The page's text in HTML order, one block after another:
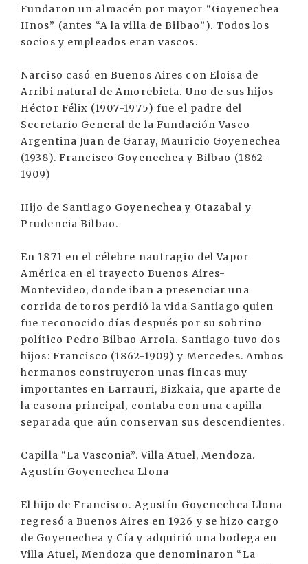
Fundaron un almacén por mayor “Goyenechea
Hnos” (antes “A la villa de Bilbao”). Todos los
socios y empleados eran vascos.
Narciso casó en Buenos Aires con Eloisa de
Arribi natural de Amorebieta. Uno de sus hijos
Héctor Félix (1907-1975) fue el padre del
Secretario General de la Fundación Vasco
Argentina Juan de Garay, Mauricio Goyenechea
(1938). Francisco Goyenechea y Bilbao (1862-
1909)
Hijo de Santiago Goyenechea y Otazabal y
Prudencia Bilbao.
En 1871 en el célebre naufragio del Vapor
América en el trayecto Buenos Aires-
Montevideo, donde iban a presenciar una
corrida de toros perdió la vida Santiago quien
fue reconocido días después por su sobrino
político Pedro Bilbao Arrola. Santiago tuvo dos
hijos: Francisco (1862-1909) y Mercedes. Ambos
hermanos construyeron unas fincas muy
importantes en Larrauri, Bizkaia, que aparte de
la casona principal, contaba con una capilla
separada que aún conservan sus descendientes.
Capilla “La Vasconia”. Villa Atuel, Mendoza.
Agustín Goyenechea Llona
El hijo de Francisco. Agustín Goyenechea Llona
regresó a Buenos Aires en 1926 y se hizo cargo
de Goyenechea y Cía y adquirió una bodega en
Villa Atuel, Mendoza que denominaron “La